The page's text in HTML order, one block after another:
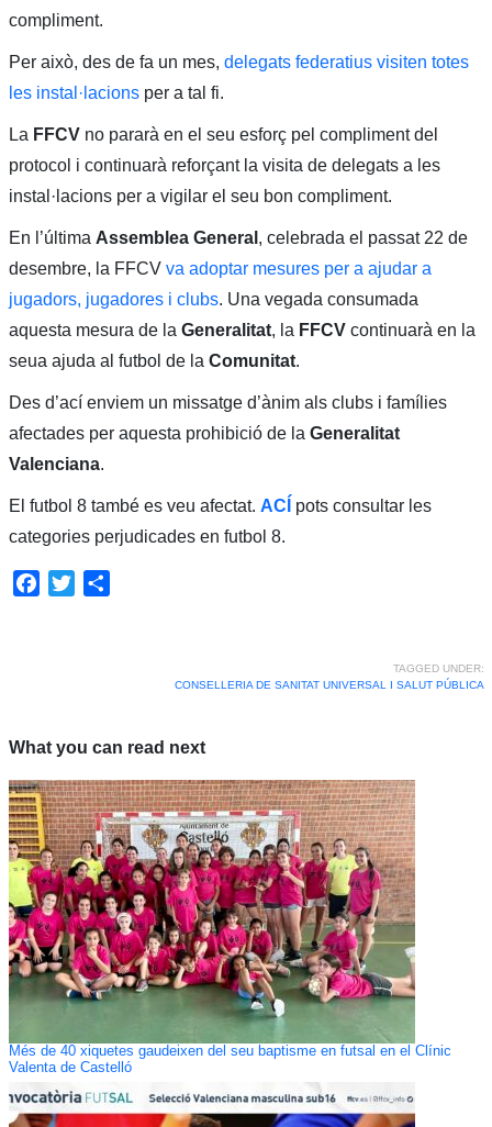
compliment.
Per això, des de fa un mes, delegats federatius visiten totes
les instal·lacionsper a tal fi.
La FFCV no pararà en el seu esforç pel compliment del
protocol i continuarà reforçant la visita de delegats a les
instal·lacions per a vigilar el seu bon compliment.
En l’última Assemblea General , celebrada el passat 22 de
desembre, la FFCV va adoptar mesures per a ajudar a
jugadors, jugadores i clubs. Una vegada consumada
aquesta mesura de la Generalitat, la FFCV continuarà en la
seua ajuda al futbol de la Comunitat.
Des d’ací enviem un missatge d’ànim als clubs i famílies
afectades per aquesta prohibició de la Generalitat
Valenciana.
El futbol 8 també es veu afectat. ACÍ pots consultar les
categories perjudicades en futbol 8.
Facebook
Twitter
TAGGED UNDER:
CONSELLERIA DE SANITAT UNIVERSAL I SALUT PÚBLICA
What you can read next
Més de 40 xiquetes gaudeixen del seu baptisme en futsal en el Clínic
Valenta de Castelló